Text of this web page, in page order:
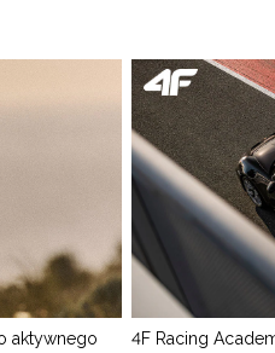
aktywnego
4F Racing